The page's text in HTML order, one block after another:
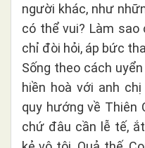
người khác, như
có thể vui? Làm
chỉ đòi hỏi, áp bức
Sống theo cách
hiền hoà với anh
quy hướng về Thiên
chứ đâu cần lễ tế,